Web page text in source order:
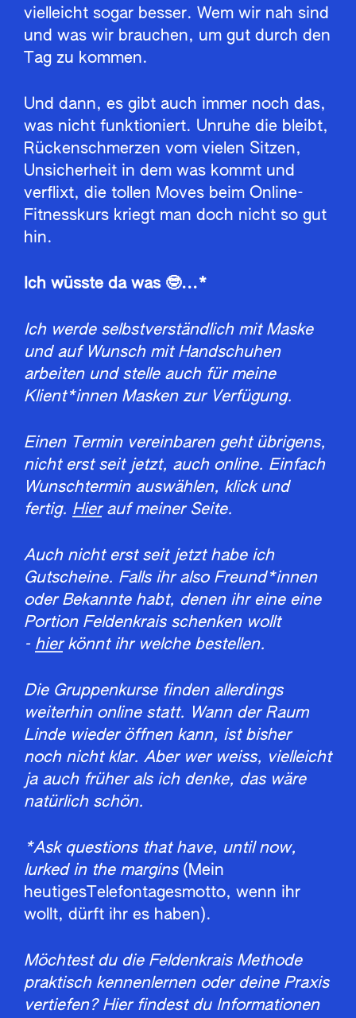
vielleicht sogar besser. Wem wir nah sind
und was wir brauchen, um gut durch den
Tag zu kommen.
Und dann, es gibt auch immer noch das,
was nicht funktioniert. Unruhe die bleibt,
Rückenschmerzen vom vielen Sitzen,
Unsicherheit in dem was kommt und
verflixt, die tollen Moves beim Online-
Fitnesskurs kriegt man doch nicht so gut
hin.
Ich wüsste da was 🤓...*
Ich werde selbstverständlich mit Maske
und auf Wunsch mit Handschuhen
arbeiten und stelle auch für meine
Klient*innen Masken zur Verfügung.
Einen Termin vereinbaren geht übrigens,
nicht erst seit jetzt, auch online. Einfach
Wunschtermin auswählen, klick und
fertig. Hierauf meiner Seite.
Auch nicht erst seit jetzt habe ich
Gutscheine. Falls ihr also Freund*innen
oder Bekannte habt, denen ihr eine eine
Portion Feldenkrais schenken wollt
- hierkönnt ihr welche bestellen.
Die Gruppenkurse finden allerdings
weiterhin online statt. Wann der Raum
Linde wieder öffnen kann, ist bisher
noch nicht klar. Aber wer weiss, vielleicht
ja auch früher als ich denke, das wäre
natürlich schön.
*Ask questions that have, until now,
lurked in the margins(Mein
heutigesTelefontagesmotto, wenn ihr
wollt, dürft ihr es haben).
Möchtest du die Feldenkrais Methode
praktisch kennenlernen oder deine Praxis
vertiefen? Hier findest du Informationen